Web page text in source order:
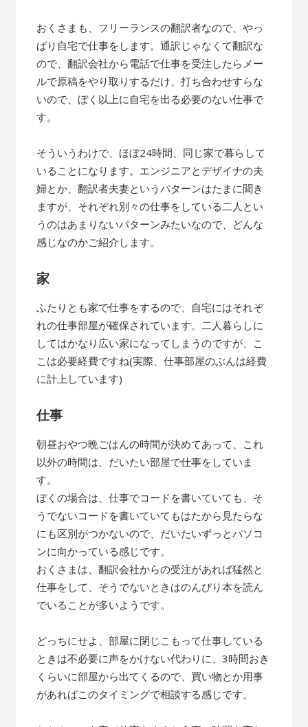
おくさまも、フリーランスの翻訳者なので、やっ
ぱり自宅で仕事をします。通訳じゃなくて翻訳な
ので、翻訳会社から電話で仕事を受注したらメー
ルで原稿をやり取りするだけ、打ち合わせすらな
いので、ぼく以上に自宅を出る必要のない仕事で
す。
そういうわけで、ほぼ24時間、同じ家で暮らして
いることになります。エンジニアとデザイナの夫
婦とか、翻訳者夫妻というパターンはたまに聞き
ますが、それぞれ別々の仕事をしている二人とい
うのはあまりないパターンみたいなので、どんな
感じなのかご紹介します。
家
ふたりとも家で仕事をするので、自宅にはそれぞ
れの仕事部屋が確保されています。二人暮らしに
してはかなり広い家になってしまうのですが、こ
こは必要経費ですね(実際、仕事部屋のぶんは経費
に計上しています)
仕事
朝昼おやつ晩ごはんの時間が決めてあって、これ
以外の時間は、だいたい部屋で仕事をしていま
す。
ぼくの場合は、仕事でコードを書いていても、そ
うでないコードを書いていてもはたから見たらな
にも区別がつかないので、だいたいずっとパソコ
ンに向かっている感じです。
おくさまは、翻訳会社からの受注があれば猛然と
仕事をして、そうでないときはのんびり本を読ん
でいることが多いようです。
どっちにせよ、部屋に閉じこもって仕事している
ときは不必要に声をかけない代わりに、3時間おき
くらいに部屋から出てくるので、買い物とか用事
があればこのタイミングで相談する感じです。